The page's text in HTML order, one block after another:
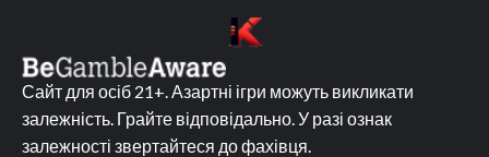
Сайт для осіб 21+. Азартні ігри можуть викликати
залежність. Грайте відповідально. У разі ознак
залежності звертайтеся до фахівця.